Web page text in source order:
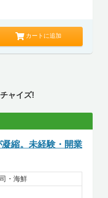
カートに追加
ャイズ!
縮。未経験・開業
・海鮮